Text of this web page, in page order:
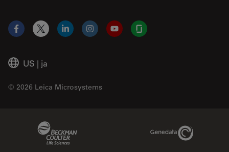
US | ja
© 2026 Leica Microsystems
Facebook
X LinkedInInstagramYouTubeGlassdoor
Genedata Link